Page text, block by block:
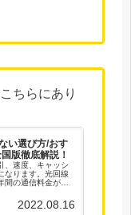
ちらにあり
い選び方/おす
版徹底解説！
、速度、キャッシ
なります。光回線
間の通信料金がバ
回線おすすめ比較
ない選び方
2022.08.16